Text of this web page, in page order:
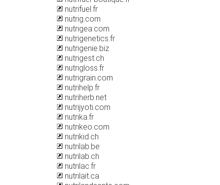
nutrifuel.fr
nutrig.com
nutrigea.com
nutrigenetics.fr
nutrigenie.biz
nutrigest.ch
nutrigloss.fr
nutrigrain.com
nutrihelp.fr
nutriherb.net
nutrijyoti.com
nutrika.fr
nutrikeo.com
nutrikid.ch
nutrilab.be
nutrilab.ch
nutrilac.fr
nutrilait.ca